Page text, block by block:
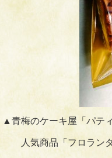
▲青梅のケーキ屋「パテ
人気商品「フロラン